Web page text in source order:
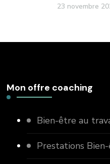
23 novembre
Mon offre coaching
Bien-être au
Prestations